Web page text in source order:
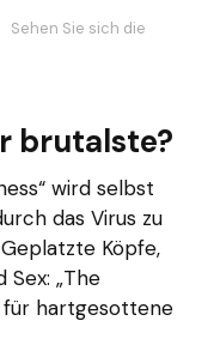
Sehen Sie sich die
brutalste?
wird selbst
das Virus zu
Köpfe,
„The
für hartgesottene